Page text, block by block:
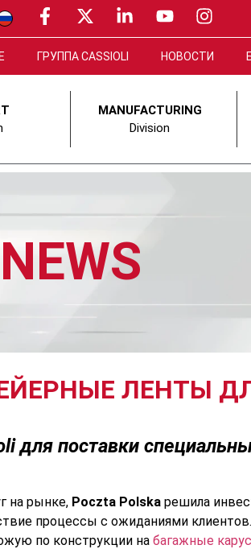
ГРУППА CASSIOLI НОВОСТИ
MANUFACTURING
Division
NEWS
ЛЕНТЫ
для поставки
на рынке, Poczta Polska решила
процессы с ожиданиями
по конструкции на багажные